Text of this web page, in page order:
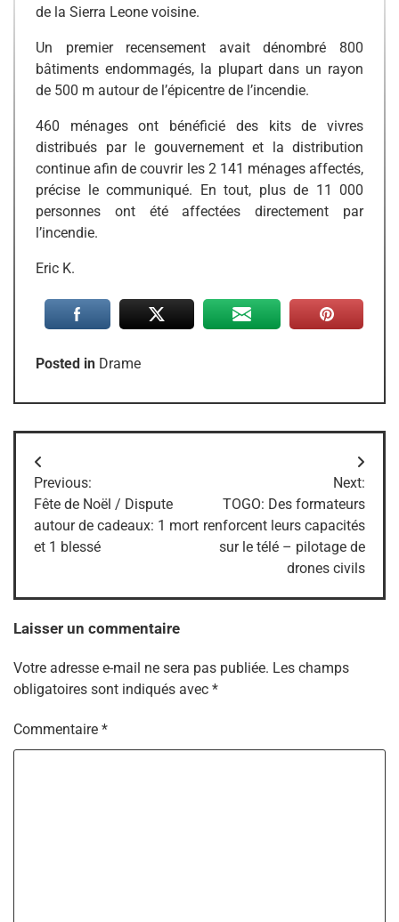
de la Sierra Leone voisine.
Un premier recensement avait dénombré 800
bâtiments endommagés, la plupart dans un rayon
de 500 m autour de l’épicentre de l’incendie.
460 ménages ont bénéficié des kits de vivres
distribués par le gouvernement et la distribution
continue afin de couvrir les 2 141 ménages affectés,
précise le communiqué. En tout, plus de 11 000
personnes ont été affectées directement par
l’incendie.
Eric K.
Posted in Drame
Navigation
de
l’article
Previous:
Fête de Noël / Dispute
autour de cadeaux: 1 mort
et 1 blessé
Next:
TOGO: Des formateurs
renforcent leurs capacités
sur le télé – pilotage de
drones civils
Laisser un commentaire
Votre adresse e-mail ne sera pas publiée. Les champs
obligatoires sont indiqués avec *
Commentaire *